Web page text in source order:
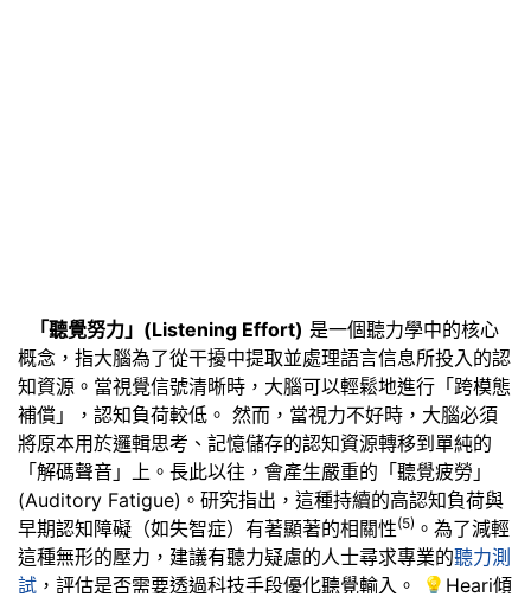
「聽覺努力」(Listening Effort) 是一個聽力學中的核心
概念，指大腦為了從干擾中提取並處理語言信息所投入的認
知資源。當視覺信號清晰時，大腦可以輕鬆地進行「跨模態
補償」，認知負荷較低。 然而，當視力不好時，大腦必須
將原本用於邏輯思考、記憶儲存的認知資源轉移到單純的
「解碼聲音」上。長此以往，會產生嚴重的「聽覺疲勞」
(Auditory Fatigue)。研究指出，這種持續的高認知負荷與
早期認知障礙（如失智症）有著顯著的相關性(5) 。為了減輕
這種無形的壓力，建議有聽力疑慮的人士尋求專業的聽力測
試 ，評估是否需要透過科技手段優化聽覺輸入。 💡Heari傾